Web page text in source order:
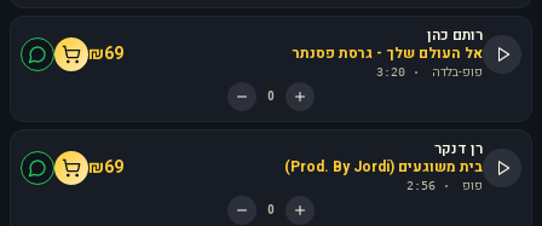
רותם כהן
אל העולם שלך - גרסת פסנתר
פופ-בלדה ·
3:20
₪69
0
רן דנקר
בית משוגעים (Prod. By Jordi)
פופ ·
2:56
₪69
0